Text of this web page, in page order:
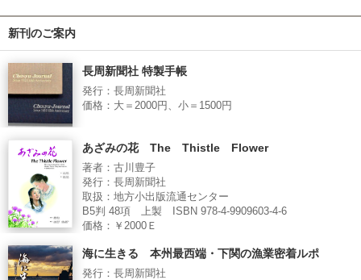
新刊のご案内
長周新聞社 特製手帳
発行：長周新聞社
価格：大＝2000円、小＝1500円
あざみの花 The Thistle Flower
著者：古川豊子
発行：長周新聞社
取扱：地方小出版流通センター
B5判 48項 上製 ISBN 978-4-9909603-4-6
価格：￥2000Ｅ
海に生きる 本州最西端・下関の漁業密着ルポ
発行：長周新聞社